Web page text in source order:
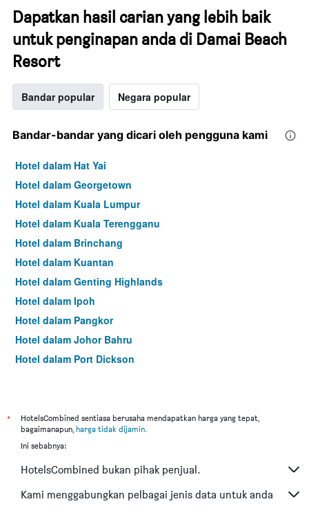
Dapatkan hasil carian yang lebih baik
untuk penginapan anda di Damai Beach
Resort
Bandar popular Negara popular
Bandar-bandar yang dicari oleh pengguna kami
Hotel dalam Hat Yai
Hotel dalam Georgetown
Hotel dalam Kuala Lumpur
Hotel dalam Kuala Terengganu
Hotel dalam Brinchang
Hotel dalam Kuantan
Hotel dalam Genting Highlands
Hotel dalam Ipoh
Hotel dalam Pangkor
Hotel dalam Johor Bahru
Hotel dalam Port Dickson
*
HotelsCombined sentiasa berusaha mendapatkan harga yang tepat,
bagaimanapun, harga tidak dijamin.
Ini sebabnya:
HotelsCombined bukan pihak penjual.
Kami menggabungkan pelbagai jenis data untuk anda